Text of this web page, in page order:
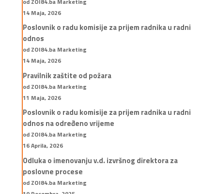
14 Maja, 2026
Poslovnik o radu komisije za prijem radnika u radni
odnos
od ZOI84.ba Marketing
14 Maja, 2026
Pravilnik zaštite od požara
od ZOI84.ba Marketing
11 Maja, 2026
Poslovnik o radu komisije za prijem radnika u radni
odnos na određeno vrijeme
od ZOI84.ba Marketing
16 Aprila, 2026
Odluka o imenovanju v.d. izvršnog direktora za
poslovne procese
od ZOI84.ba Marketing